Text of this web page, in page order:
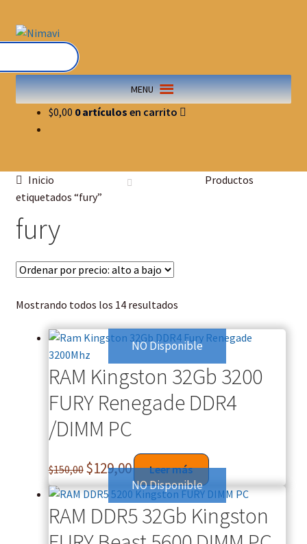
MENU
$0,00 0 artículos
Inicio
Productos
etiquetados “fury”
fury
Mostrando todos los 14 resultados
NO Disponible
RAM Kingston 32Gb 3200
FURY Renegade DDR4
/DIMM PC
$150,00 $129,00 Leer más
NO Disponible
RAM DDR5 32Gb Kingston